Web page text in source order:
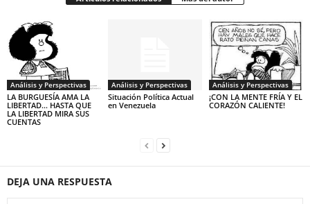
Análisis y Perspectivas
LA BURGUESÍA AMA LA
LIBERTAD… HASTA QUE
LA LIBERTAD MIRA SUS
CUENTAS
Análisis y Perspectivas
Situación Política Actual
en Venezuela
Análisis y Perspectivas
¡CON LA MENTE FRÍA Y EL
CORAZÓN CALIENTE!
DEJA UNA RESPUESTA